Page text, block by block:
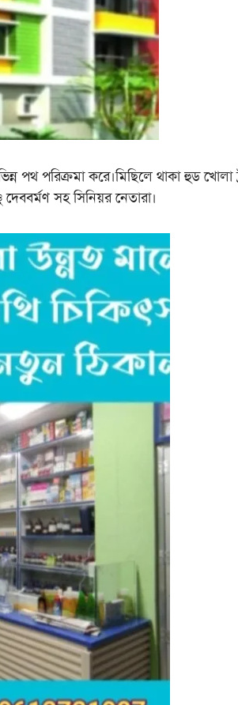
পথ পরিক্রমা করে।মিছিলে থাকা হুড খোলা
দেববর্মণ সহ সিনিয়র নেতারা।